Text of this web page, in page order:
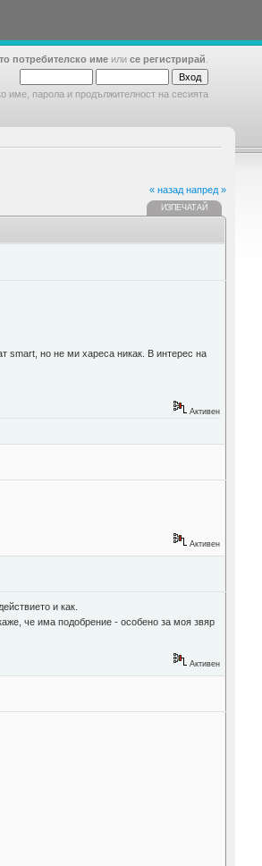
потребителско име или се регистрирай
име, парола и продължителност на сесията
« назад напред »
ИЗПЕЧАТАЙ
smart, но не ми хареса никак. В интерес на
Активен
Активен
и как.
че има подобрение - особено за моя звяр
Активен